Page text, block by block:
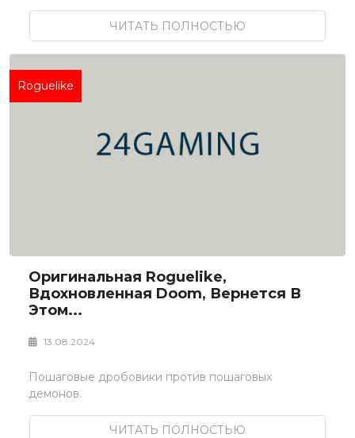
ЧИТАТЬ ПОЛНОСТЬЮ
Roguelike
Оригинальная Roguelike,
Вдохновленная Doom, Вернется В
Этом...
13.08.2024
Пошаговые дробовики против пошаговых
демонов.
ЧИТАТЬ ПОЛНОСТЬЮ